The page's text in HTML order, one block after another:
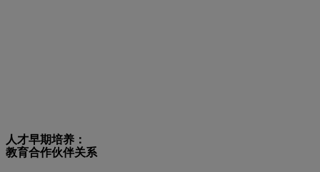
人才早期培养：
教育合作伙伴关系